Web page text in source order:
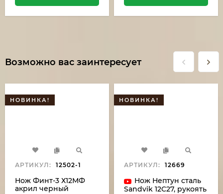
Возможно вас заинтересует
НОВИНКА!
АРТИКУЛ: 12502-1
Нож Финт-3 Х12МФ
акрил черный
НОВИНКА!
АРТИКУЛ: 12669
Нож Нептун сталь
Sandvik 12C27, рукоять